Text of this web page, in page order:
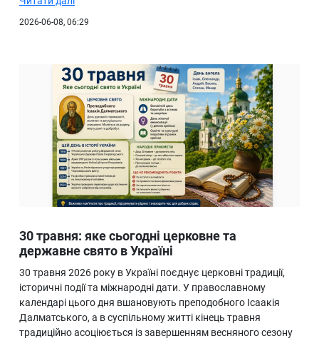
2026-06-08, 06:29
30 травня: яке сьогодні церковне та
державне свято в Україні
30 травня 2026 року в Україні поєднує церковні традиції,
історичні події та міжнародні дати. У православному
календарі цього дня вшановують преподобного Ісаакія
Далматського, а в суспільному житті кінець травня
традиційно асоціюється із завершенням весняного сезону